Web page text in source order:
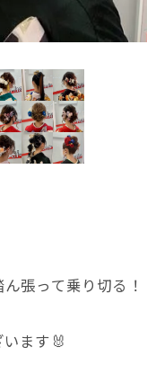
張って乗り切る！
ます🐰